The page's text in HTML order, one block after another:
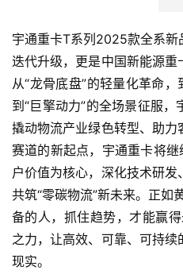
宇通重卡T系列2025款全系新
迭代升级，更是中国新能源重
从“龙骨底盘”的轻量化革命
到“巨擎动力”的全场景征服，
撬动物流产业绿色转型、助
赛道的新起点，宇通重卡将
户价值为核心，深化技术研
共筑“零碳物流”新未来。正如
备的人，抓住趋势，才能赢
之力，让高效、可靠、可持
现实。